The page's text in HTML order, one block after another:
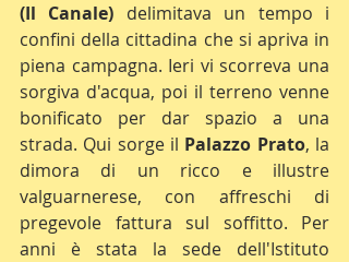
(Il Canale) delimitava un tempo i
confini della cittadina che si apriva in
piena campagna. Ieri vi scorreva una
sorgiva d'acqua, poi il terreno venne
bonificato per dar spazio a una
strada. Qui sorge il Palazzo Prato, la
dimora di un ricco e illustre
valguarnerese, con affreschi di
pregevole fattura sul soffitto. Per
anni è stata la sede dell'Istituto